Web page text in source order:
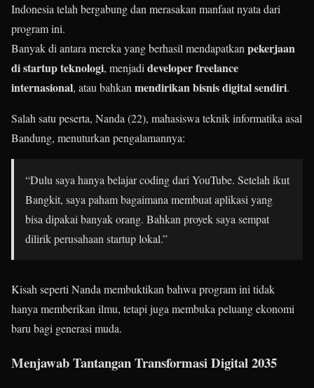
Indonesia telah bergabung dan merasakan manfaat nyata dari
program ini.
Banyak di antara mereka yang berhasil mendapatkan pekerjaan
di startup teknologi, menjadi developer freelance
internasional, atau bahkan mendirikan bisnis digital sendiri.
Salah satu peserta, Nanda (22), mahasiswa teknik informatika asal
Bandung, menuturkan pengalamannya:
“Dulu saya hanya belajar coding dari YouTube. Setelah ikut
Bangkit, saya paham bagaimana membuat aplikasi yang
bisa dipakai banyak orang. Bahkan proyek saya sempat
dilirik perusahaan startup lokal.”
Kisah seperti Nanda membuktikan bahwa program ini tidak
hanya memberikan ilmu, tetapi juga membuka peluang ekonomi
baru bagi generasi muda.
Menjawab Tantangan Transformasi Digital 2035